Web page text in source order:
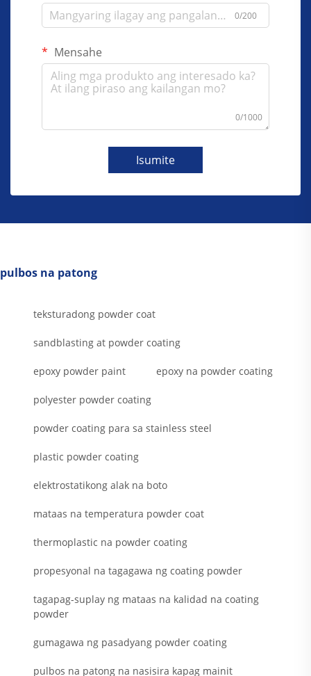
0/200
Mensahe
0/1000
Isumite
pulbos na patong
teksturadong powder coat
sandblasting at powder coating
epoxy powder paint epoxy na powder coating
polyester powder coating
powder coating para sa stainless steel
plastic powder coating
elektrostatikong alak na boto
mataas na temperatura powder coat
thermoplastic na powder coating
propesyonal na tagagawa ng coating powder
tagapag-suplay ng mataas na kalidad na coating
powder
gumagawa ng pasadyang powder coating
pulbos na patong na nasisira kapag mainit